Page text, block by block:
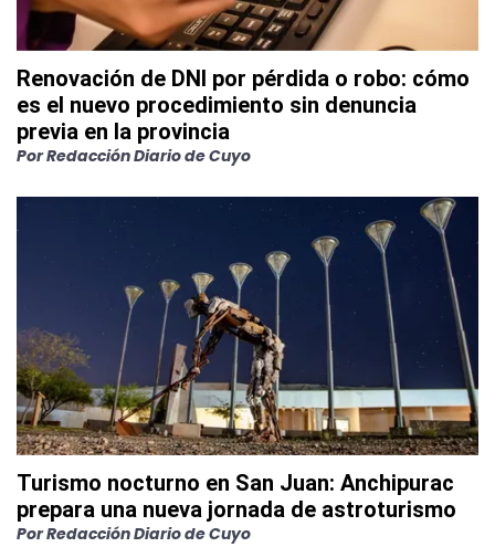
Renovación de DNI por pérdida o robo: cómo
es el nuevo procedimiento sin denuncia
previa en la provincia
PorRedacción Diario de Cuyo
Turismo nocturno en San Juan: Anchipurac
prepara una nueva jornada de astroturismo
PorRedacción Diario de Cuyo